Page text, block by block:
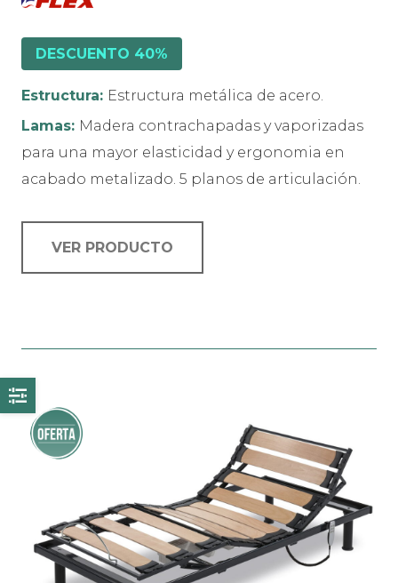
DESCUENTO 40%
Estructura: Estructura metálica de acero.
Lamas: Madera contrachapadas y vaporizadas
para una mayor elasticidad y ergonomia en
acabado metalizado. 5 planos de articulación.
VER PRODUCTO
producto
múltiples
variantes.
Las
pueden
elegir
¡Oferta!